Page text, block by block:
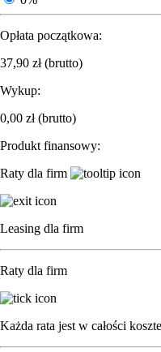
0
Kontakt
Nowości
Drony
Drony rekreacyjne
DJI Air 3S
DJI Lito
Opłata początkowa:
37,90 zł(brutto)
Wykup:
0,00 zł(brutto)
Produkt finansowy:
Raty dla firm
Leasing dla firm
Raty dla firm
Każda rata jest w całości